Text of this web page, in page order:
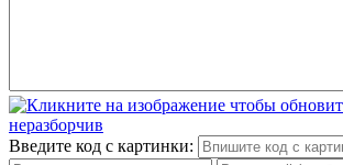
17
18
Введите код с картинки: